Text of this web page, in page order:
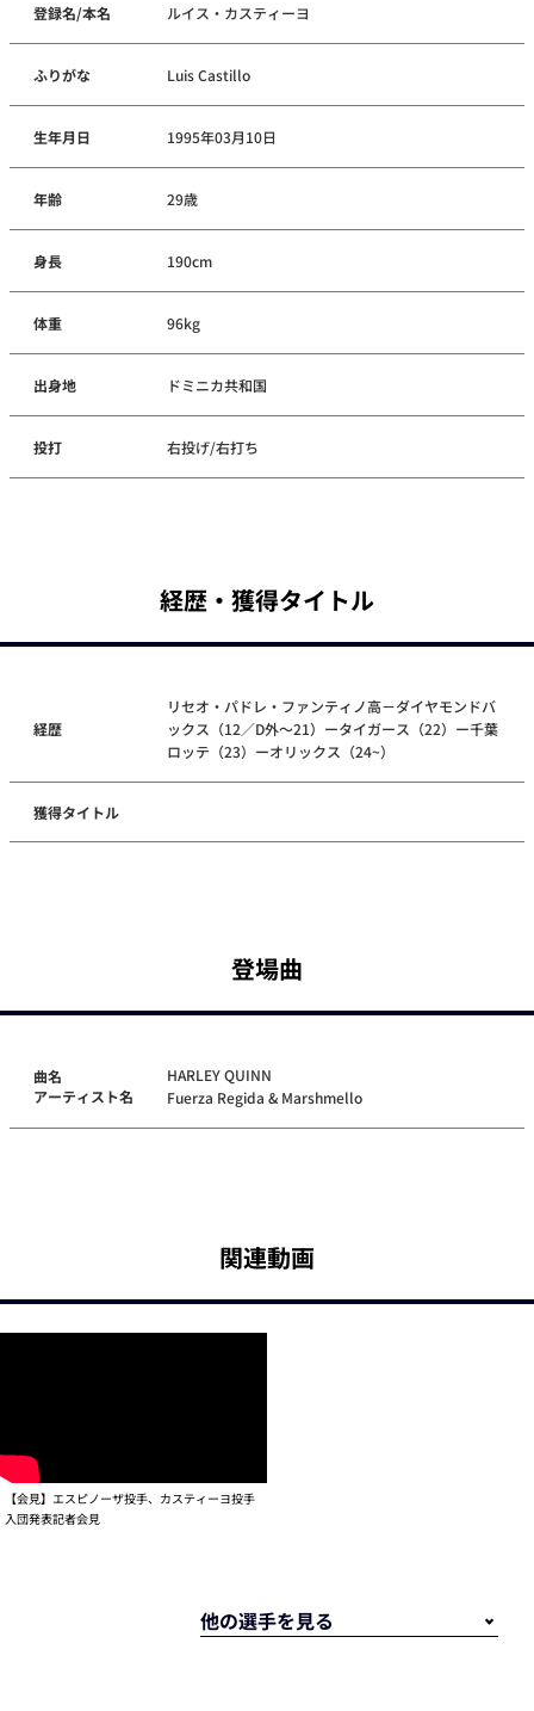
登録名/本名 ルイス・カスティーヨ
ふりがな Luis Castillo
生年月日 1995年03月10日
年齢 29歳
身長 190cm
体重 96kg
出身地 ドミニカ共和国
投打 右投げ/右打ち
経歴・獲得タイトル
経歴
リセオ・パドレ・ファンティノ高－ダイヤモンドバ
ックス（12／D外～21）ータイガース（22）ー千葉
ロッテ（23）ーオリックス（24~）
獲得タイトル
登場曲
曲名
アーティスト名
HARLEY QUINN
Fuerza Regida & Marshmello
関連動画
【会見】エスピノーザ投手、カスティーヨ投手
入団発表記者会見